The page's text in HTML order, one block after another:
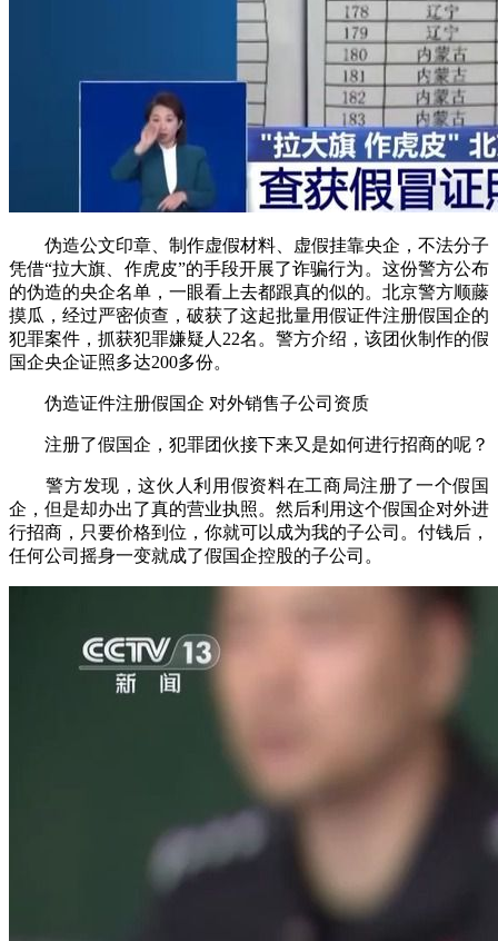
伪造公文印章、制作虚假材料、虚假挂靠央企，不法分子
凭借“拉大旗、作虎皮”的手段开展了诈骗行为。这份警方公布
的伪造的央企名单，一眼看上去都跟真的似的。北京警方顺藤
摸瓜，经过严密侦查，破获了这起批量用假证件注册假国企的
犯罪案件，抓获犯罪嫌疑人22名。警方介绍，该团伙制作的假
国企央企证照多达200多份。
伪造证件注册假国企 对外销售子公司资质
注册了假国企，犯罪团伙接下来又是如何进行招商的呢？
警方发现，这伙人利用假资料在工商局注册了一个假国
企，但是却办出了真的营业执照。然后利用这个假国企对外进
行招商，只要价格到位，你就可以成为我的子公司。付钱后，
任何公司摇身一变就成了假国企控股的子公司。